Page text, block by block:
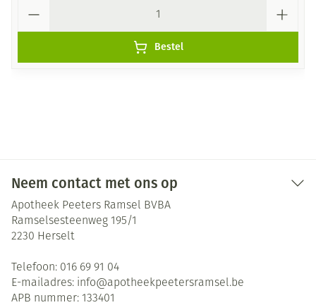
Bestel
Neem contact met ons op
Apotheek Peeters Ramsel BVBA
Ramselsesteenweg 195/1
2230 Herselt
Telefoon: 016 69 91 04
E-mailadres: info@apotheekpeetersramsel.be
APB nummer: 133401